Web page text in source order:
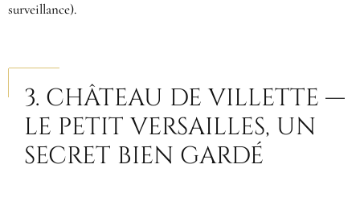
surveillance).
3. CHÂTEAU DE VILLETTE —
LE PETIT VERSAILLES, UN
SECRET BIEN GARDÉ